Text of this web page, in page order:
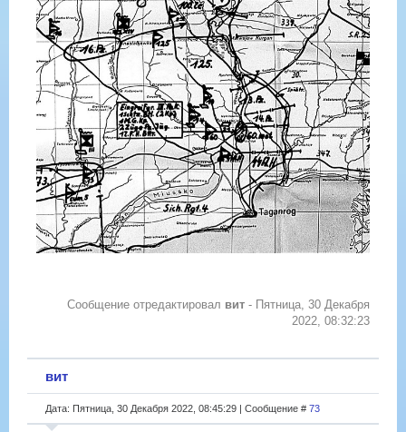
Сообщение отредактировал вит - Пятница, 30 Декабря
2022, 08:32:23
вит
Дата: Пятница, 30 Декабря 2022, 08:45:29 | Сообщение # 73